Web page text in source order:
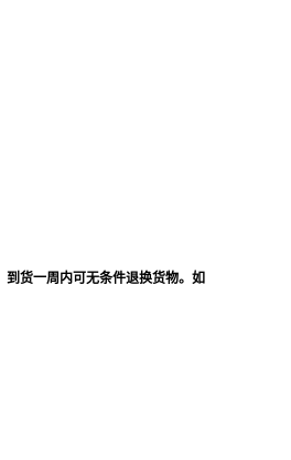
到货一周内可无条件退换货物。如